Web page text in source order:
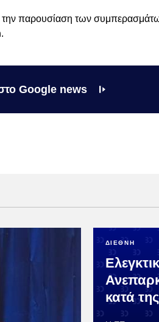
την παρουσίαση των
.
Google news
ΔΙΕΘΝΗ
κατά